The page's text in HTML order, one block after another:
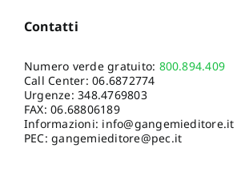
Contatti
Numero verde gratuito: 800.894.409
Call Center:06.6872774
Urgenze:348.4769803
FAX: 06.68806189
Informazioni: info@gangemieditore.it
PEC: gangemieditore@pec.it